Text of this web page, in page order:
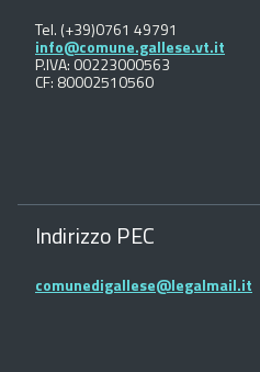
Tel. (+39)0761 49791
info@comune.gallese.vt.it
P.IVA: 00223000563
CF: 80002510560
Indirizzo PEC
comunedigallese@legalmail.it